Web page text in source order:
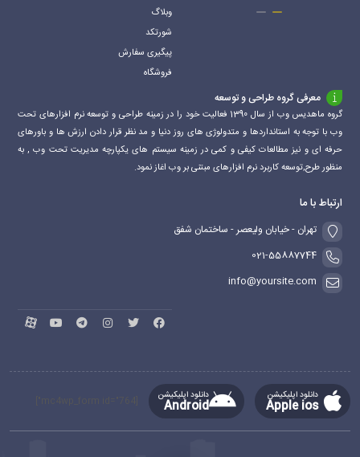
وبلاگ
شورتکد
پیگیری سفارش
فروشگاه
معرفی گروه طراحی و توسعه
گروه ماهدیس وب از سال 1390 فعالیت خود را در زمینه طراحی و توسعه نرم افزارهای تحت
وب با توجه به استانداردها و متدولوژی های روز دنیا و مد نظر قرار دادن ارزش ها و باورهای
حرفه ای و نیز مطالعات کیفی و کمی در زمینه سیستم های یکپارچه مدیریت تحت وب , به
منظور طرح,توسعه کاربرد نرم افزارهای مبتنی بر وب اغاز نمود.
ارتباط با ما
تهران - خیابان ولیعصر - ساختمان شفق
021-55887744
info@yoursite.com
دانلود اپلیکیشن
Apple ios
دانلود اپلیکیشن
Android